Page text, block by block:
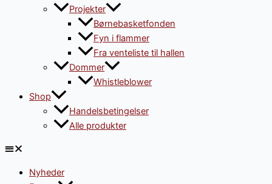
Projekter
Børnebasketfonden
Fyn i flammer
Fra venteliste til hallen
Dommer
Whistleblower
Shop
Handelsbetingelser
Alle produkter
Nyheder